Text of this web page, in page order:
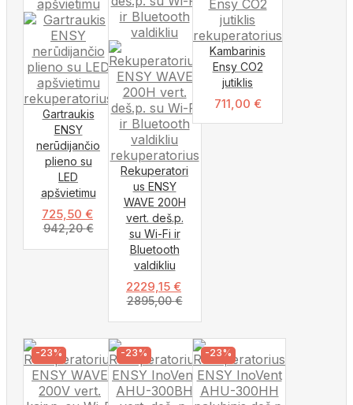
Gartraukis
ENSY
nerūdijančio
plieno su
LED
apšvietimu
725,50 €
942,20€
Rekuperatori
us ENSY
WAVE 200H
vert. deš.p.
su Wi-Fi ir
Bluetooth
valdikliu
2229,15 €
2895,00€
Kambarinis
Ensy CO2
jutiklis
711,00 €
-23% -23% -23%